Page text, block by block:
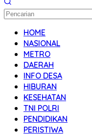
HOME
NASIONAL
METRO
DAERAH
INFO DESA
HIBURAN
KESEHATAN
TNI POLRI
PENDIDIKAN
PERISTIWA